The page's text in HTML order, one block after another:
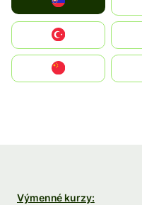
United States
中國香港特別行政區
Výmenné kurzy: